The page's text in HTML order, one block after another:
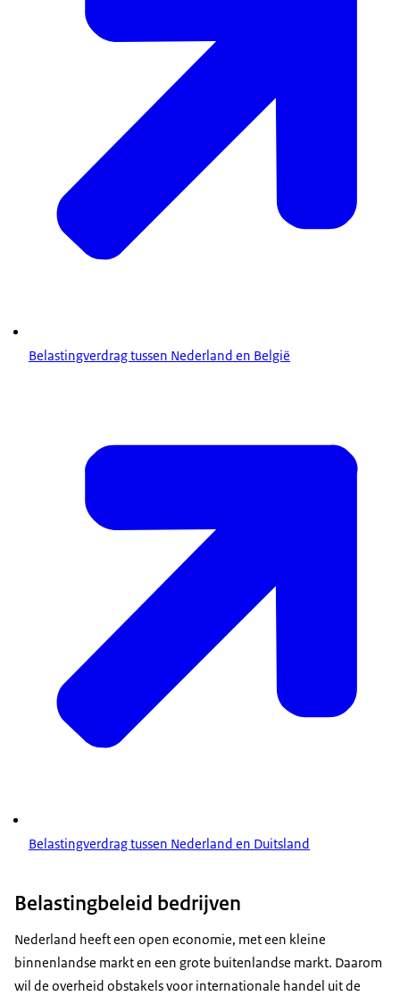
Belastingverdrag tussen Nederland en België
Belastingverdrag tussen Nederland en Duitsland
Belastingbeleid bedrijven
Nederland heeft een open economie, met een kleine
binnenlandse markt en een grote buitenlandse markt. Daarom
wil de overheid obstakels voor internationale handel uit de